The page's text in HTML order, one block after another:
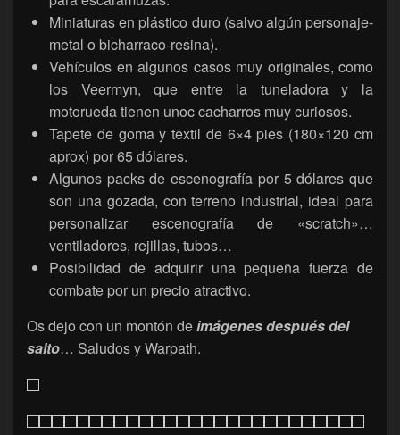
Miniaturas en plástico duro (salvo algún personaje-
metal o bicharraco-resina).
Vehículos en algunos casos muy originales, como
los Veermyn, que entre la tuneladora y la
motorueda tienen unoc cacharros muy curiosos.
Tapete de goma y textil de 6×4 pies (180×120 cm
aprox) por 65 dólares.
Algunos packs de escenografía por 5 dólares que
son una gozada, con terreno industrial, ideal para
personalizar escenografía de «scratch»…
ventiladores, rejillas, tubos…
Posibilidad de adquirir una pequeña fuerza de
combate por un precio atractivo.
Os dejo con un montón deimágenes después del
salto… Saludos y Warpath.